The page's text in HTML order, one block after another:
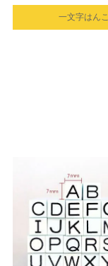
一文字はんこ